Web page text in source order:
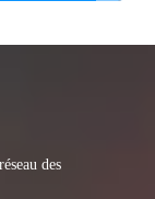
des